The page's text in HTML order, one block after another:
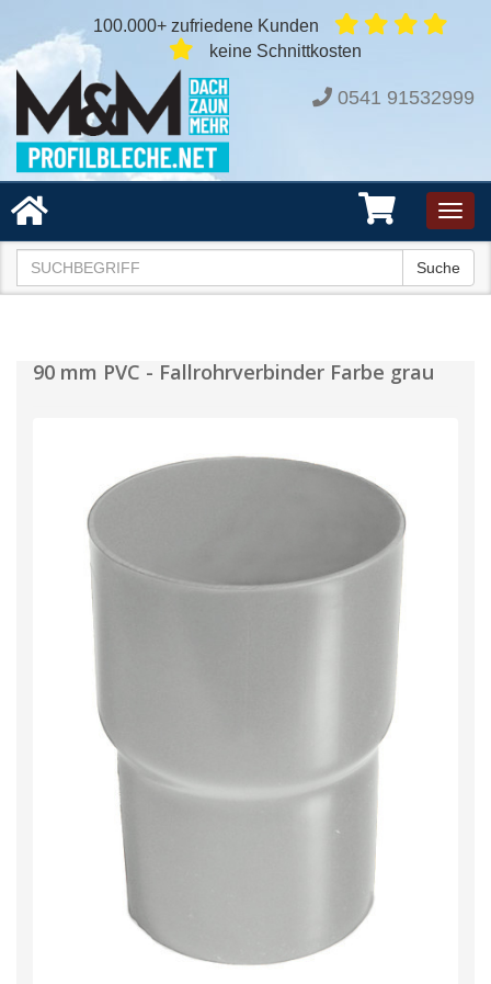
100.000+ zufriedene Kunden
keine Schnittkosten
0541 91532999
Suche
90 mm PVC - Fallrohrverbinder Farbe grau